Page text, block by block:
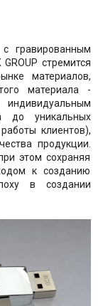
гравированным
стремится
материалов,
материала -
индивидуальным
до уникальных
клиентов),
продукции.
этом сохраняя
к созданию
в создании